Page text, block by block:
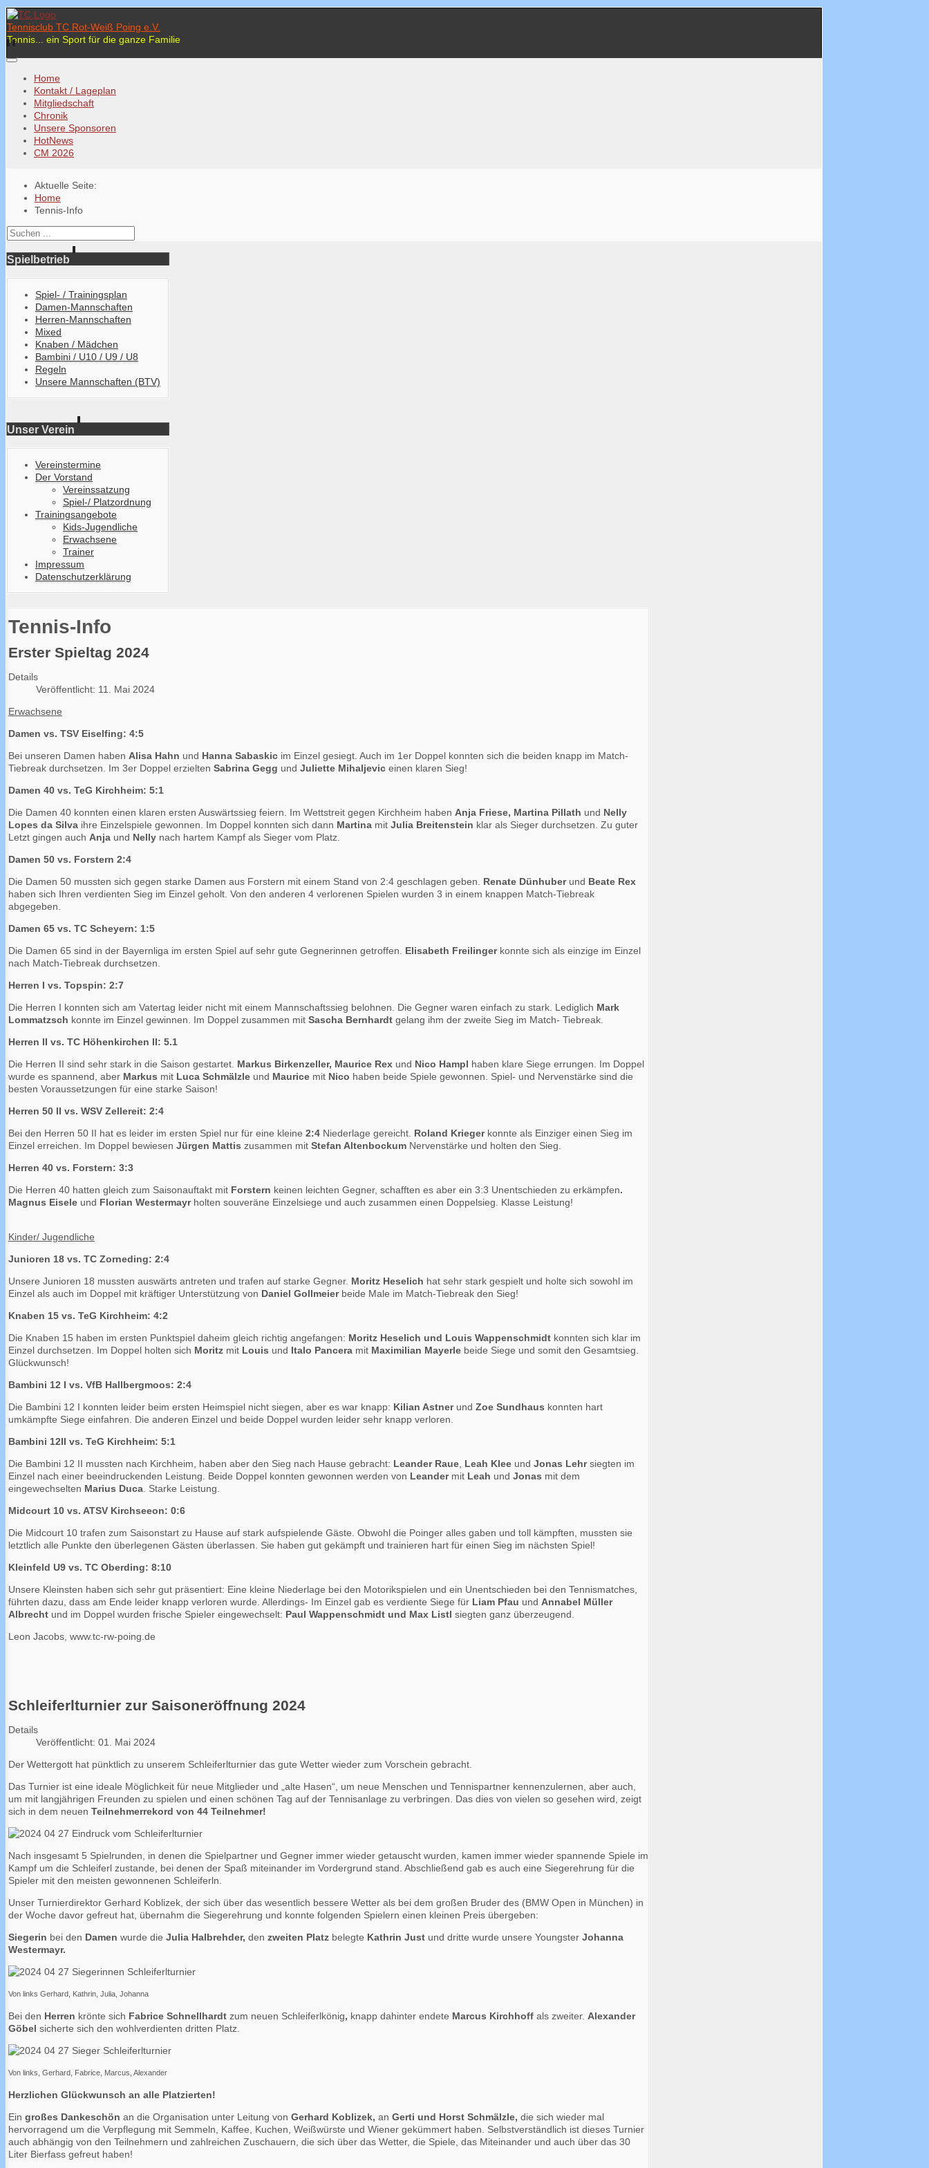
Tennisclub TC Rot-Weiß Poing e.V.
Tennis... ein Sport für die ganze Familie
Home
Kontakt / Lageplan
Mitgliedschaft
Chronik
Unsere Sponsoren
HotNews
CM 2026
Aktuelle Seite:
Home
Tennis-Info
Spielbetrieb
Spiel- / Trainingsplan
Damen-Mannschaften
Herren-Mannschaften
Mixed
Knaben / Mädchen
Bambini / U10 / U9 / U8
Regeln
Unsere Mannschaften (BTV)
Unser Verein
Vereinstermine
Der Vorstand
Vereinssatzung
Spiel-/ Platzordnung
Trainingsangebote
Kids-Jugendliche
Erwachsene
Trainer
Impressum
Datenschutzerklärung
Tennis-Info
Erster Spieltag 2024
Details
Veröffentlicht: 11. Mai 2024
Erwachsene
Damen vs. TSV Eiselfing: 4:5
Bei unseren Damen haben Alisa Hahn und Hanna Sabaskic im Einzel gesiegt. Auch im 1er Doppel konnten sich die beiden knapp im Match-
Tiebreak durchsetzen. Im 3er Doppel erzielten Sabrina Gegg und Juliette Mihaljevic einen klaren Sieg!
Damen 40 vs. TeG Kirchheim: 5:1
Die Damen 40 konnten einen klaren ersten Auswärtssieg feiern. Im Wettstreit gegen Kirchheim haben Anja Friese, Martina Pillath und Nelly
Lopes da Silva ihre Einzelspiele gewonnen. Im Doppel konnten sich dann Martina mit Julia Breitenstein klar als Sieger durchsetzen. Zu guter
Letzt gingen auch Anja und Nelly nach hartem Kampf als Sieger vom Platz.
Damen 50 vs. Forstern 2:4
Die Damen 50 mussten sich gegen starke Damen aus Forstern mit einem Stand von 2:4 geschlagen geben. Renate Dünhuberund Beate Rex
haben sich Ihren verdienten Sieg im Einzel geholt. Von den anderen 4 verlorenen Spielen wurden 3 in einem knappen Match-Tiebreak
abgegeben.
Damen 65 vs. TC Scheyern: 1:5
Die Damen 65 sind in der Bayernliga im ersten Spiel auf sehr gute Gegnerinnen getroffen. Elisabeth Freilingerkonnte sich als einzige im Einzel
nach Match-Tiebreak durchsetzen.
Herren I vs. Topspin: 2:7
Die Herren I konnten sich am Vatertag leider nicht mit einem Mannschaftssieg belohnen. Die Gegner waren einfach zu stark. Lediglich Mark
Lommatzsch konnte im Einzel gewinnen. Im Doppel zusammen mit Sascha Bernhardt gelang ihm der zweite Sieg im Match- Tiebreak.
Herren II vs. TC Höhenkirchen II: 5.1
Die Herren II sind sehr stark in die Saison gestartet. Markus Birkenzeller, Maurice Rex und Nico Hampl haben klare Siege errungen. Im Doppel
wurde es spannend, aber Markus mit Luca Schmälzle und Maurice mit Nico haben beide Spiele gewonnen. Spiel- und Nervenstärke sind die
besten Voraussetzungen für eine starke Saison!
Herren 50 II vs. WSV Zellereit: 2:4
Bei den Herren 50 II hat es leider im ersten Spiel nur für eine kleine 2:4 Niederlage gereicht. Roland Kriegerkonnte als Einziger einen Sieg im
Einzel erreichen. Im Doppel bewiesen Jürgen Mattis zusammen mit Stefan Altenbockum Nervenstärke und holten den Sieg.
Herren 40 vs. Forstern: 3:3
Die Herren 40 hatten gleich zum Saisonauftakt mit Forstern keinen leichten Gegner, schafften es aber ein 3:3 Unentschieden zu erkämpfen.
Magnus Eisele und Florian Westermayrholten souveräne Einzelsiege und auch zusammen einen Doppelsieg. Klasse Leistung!
Kinder/ Jugendliche
Junioren 18 vs. TC Zorneding: 2:4
Unsere Junioren 18 mussten auswärts antreten und trafen auf starke Gegner. Moritz Heselich hat sehr stark gespielt und holte sich sowohl im
Einzel als auch im Doppel mit kräftiger Unterstützung von Daniel Gollmeierbeide Male im Match-Tiebreak den Sieg!
Knaben 15 vs. TeG Kirchheim: 4:2
Die Knaben 15 haben im ersten Punktspiel daheim gleich richtig angefangen: Moritz Heselich und Louis Wappenschmidt konnten sich klar im
Einzel durchsetzen. Im Doppel holten sich Moritz mit Louis und Italo Pancera mit Maximilian Mayerle beide Siege und somit den Gesamtsieg.
Glückwunsch!
Bambini 12 I vs. VfB Hallbergmoos: 2:4
Die Bambini 12 I konnten leider beim ersten Heimspiel nicht siegen, aber es war knapp: Kilian Astnerund Zoe Sundhaus konnten hart
umkämpfte Siege einfahren. Die anderen Einzel und beide Doppel wurden leider sehr knapp verloren.
Bambini 12II vs. TeG Kirchheim: 5:1
Die Bambini 12 II mussten nach Kirchheim, haben aber den Sieg nach Hause gebracht: Leander Raue, Leah Klee und Jonas Lehrsiegten im
Einzel nach einer beeindruckenden Leistung. Beide Doppel konnten gewonnen werden von Leandermit Leah und Jonas mit dem
eingewechselten Marius Duca. Starke Leistung.
Midcourt 10 vs. ATSV Kirchseeon: 0:6
Die Midcourt 10 trafen zum Saisonstart zu Hause auf stark aufspielende Gäste. Obwohl die Poinger alles gaben und toll kämpften, mussten sie
letztlich alle Punkte den überlegenen Gästen überlassen. Sie haben gut gekämpft und trainieren hart für einen Sieg im nächsten Spiel!
Kleinfeld U9 vs. TC Oberding: 8:10
Unsere Kleinsten haben sich sehr gut präsentiert: Eine kleine Niederlage bei den Motorikspielen und ein Unentschieden bei den Tennismatches,
führten dazu, dass am Ende leider knapp verloren wurde. Allerdings- Im Einzel gab es verdiente Siege für Liam Pfau und Annabel Müller
Albrecht und im Doppel wurden frische Spieler eingewechselt: Paul Wappenschmidt und Max Listl siegten ganz überzeugend.
Leon Jacobs, www.tc-rw-poing.de
Schleiferlturnier zur Saisoneröffnung 2024
Details
Veröffentlicht: 01. Mai 2024
Der Wettergott hat pünktlich zu unserem Schleiferlturnier das gute Wetter wieder zum Vorschein gebracht.
Das Turnier ist eine ideale Möglichkeit für neue Mitglieder und „alte Hasen“, um neue Menschen und Tennispartner kennenzulernen, aber auch,
um mit langjährigen Freunden zu spielen und einen schönen Tag auf der Tennisanlage zu verbringen. Das dies von vielen so gesehen wird, zeigt
sich in dem neuen Teilnehmerrekord von 44 Teilnehmer!
Nach insgesamt 5 Spielrunden, in denen die Spielpartner und Gegner immer wieder getauscht wurden, kamen immer wieder spannende Spiele im
Kampf um die Schleiferl zustande, bei denen der Spaß miteinander im Vordergrund stand. Abschließend gab es auch eine Siegerehrung für die
Spieler mit den meisten gewonnenen Schleiferln.
Unser Turnierdirektor Gerhard Koblizek, der sich über das wesentlich bessere Wetter als bei dem großen Bruder des (BMW Open in München) in
der Woche davor gefreut hat, übernahm die Siegerehrung und konnte folgenden Spielern einen kleinen Preis übergeben:
Siegerin bei den Damen wurde die Julia Halbrehder, den zweiten Platz belegte Kathrin Just und dritte wurde unsere Youngster Johanna
Westermayr.
Von links Gerhard, Kathrin, Julia, Johanna
Bei den Herren krönte sich Fabrice Schnellhardt zum neuen Schleiferlkönig, knapp dahinter endete Marcus Kirchhoff als zweiter. Alexander
Göbel sicherte sich den wohlverdienten dritten Platz.
Von links, Gerhard, Fabrice, Marcus, Alexander
Herzlichen Glückwunsch an alle Platzierten!
Ein großes Dankeschön an die Organisation unter Leitung von Gerhard Koblizek, an Gerti und Horst Schmälzle, die sich wieder mal
hervorragend um die Verpflegung mit Semmeln, Kaffee, Kuchen, Weißwürste und Wiener gekümmert haben. Selbstverständlich ist dieses Turnier
auch abhängig von den Teilnehmern und zahlreichen Zuschauern, die sich über das Wetter, die Spiele, das Miteinander und auch über das 30
Liter Bierfass gefreut haben!